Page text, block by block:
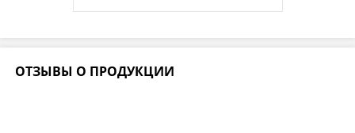
ОТЗЫВЫ О ПРОДУКЦИИ